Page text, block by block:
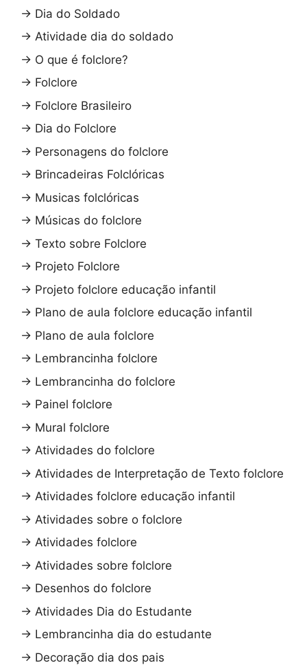
→ Dia do Soldado
→ Atividade dia do soldado
→ O que é folclore?
→ Folclore
→ Folclore Brasileiro
→ Dia do Folclore
→ Personagens do folclore
→ Brincadeiras Folclóricas
→ Musicas folclóricas
→ Músicas do folclore
→ Texto sobre Folclore
→ Projeto Folclore
→ Projeto folclore educação infantil
→ Plano de aula folclore educação infantil
→ Plano de aula folclore
→ Lembrancinha folclore
→ Lembrancinha do folclore
→ Painel folclore
→ Mural folclore
→ Atividades do folclore
→ Atividades de Interpretação de Texto folclore
→ Atividades folclore educação infantil
→ Atividades sobre o folclore
→ Atividades folclore
→ Atividades sobre folclore
→ Desenhos do folclore
→ Atividades Dia do Estudante
→ Lembrancinha dia do estudante
→ Decoração dia dos pais